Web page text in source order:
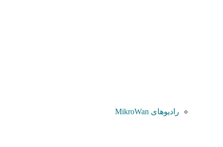
رادیوهای MikroWan